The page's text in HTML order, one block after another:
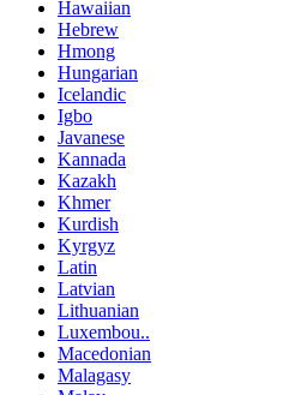
Hawaiian
Hebrew
Hmong
Hungarian
Icelandic
Igbo
Javanese
Kannada
Kazakh
Khmer
Kurdish
Kyrgyz
Latin
Latvian
Lithuanian
Luxembou..
Macedonian
Malagasy